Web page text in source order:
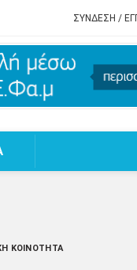
ΣΥΝΔΕΣΗ /
ΚΟΙΝΌΤΗΤΑ